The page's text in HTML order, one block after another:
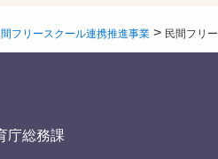
間フリースクール連携推進事業 > 民間フリ
庁総務課